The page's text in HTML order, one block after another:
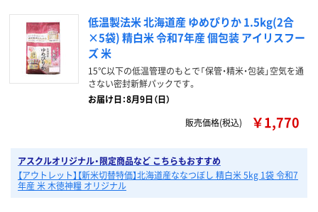
低温製法米 北海道産 ゆめぴりか 1.5kg(2合
×5袋) 精白米 令和7年産 個包装 アイリスフー
ズ 米
15℃以下の低温管理のもとで「保管・精米・包装」空気を通
さない密封新鮮パックです。
お届け日：8月9日（日）
販売価格(税込)
￥1,770
アスクルオリジナル・限定商品など こちらもおすすめ
【アウトレット】【新米切替特価】北海道産ななつぼし 精白米 5kg 1袋 令和7
年産 米 木徳神糧 オリジナル